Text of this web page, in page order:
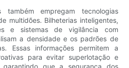
também empregam tecnologias
multidões. Bilheterias inteligentes,
e sistemas de vigilância com
a densidade e os padrões de
Essas informações permitem a
para evitar superlotação e